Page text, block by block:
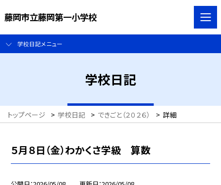
藤岡市立藤岡第一小学校
学校日記メニュー
学校日記
トップページ > 学校日記 > できごと（２０２６） > 詳細
５月８日（金）わかくさ学級 算数